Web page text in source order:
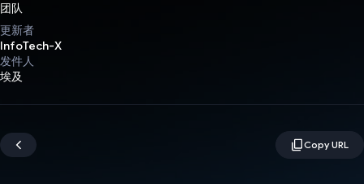
团队
更新者
InfoTech-X
发件人
埃及